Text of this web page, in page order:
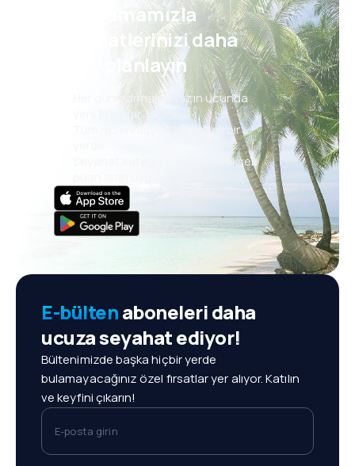
Uygulamamızla
seyahatlerinizi daha
kolay planlayın
Her gün parmaklarınızın ucunda
yeni fırsatlar
Tüm rezervasyonlarınız tek bir
Seyahat kategorisinde en yüksek
E-bültenaboneleri daha
ucuza seyahat ediyor!
Bültenimizde başka hiçbir yerde
bulamayacağınız özel fırsatlar yer alıyor. Katılın
ve keyfini çıkarın!
E-posta girin